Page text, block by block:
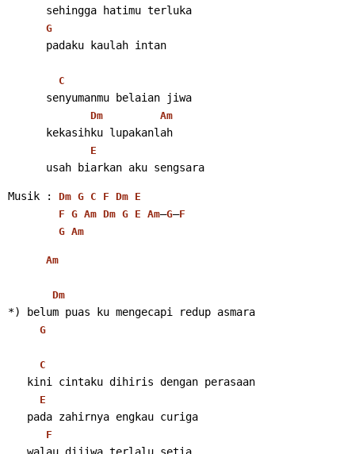
sehingga hatimu terluka
G
padaku kaulah intan
C
senyumanmu belaian jiwa
Dm Am
kekasihku lupakanlah
E
usah biarkan aku sengsara
Musik : Dm G C F Dm E
F G Am Dm G E Am–G–F
G Am
Am
Dm
*) belum puas ku mengecapi redup asmara
G
C
kini cintaku dihiris dengan perasaan
E
pada zahirnya engkau curiga
F